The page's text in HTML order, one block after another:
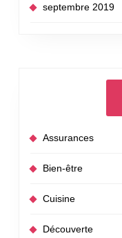
septembre 2019
Assurances
Bien-être
Cuisine
Découverte